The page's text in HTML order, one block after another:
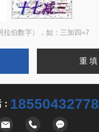
拉伯数字），如：三加四=7
18550432778